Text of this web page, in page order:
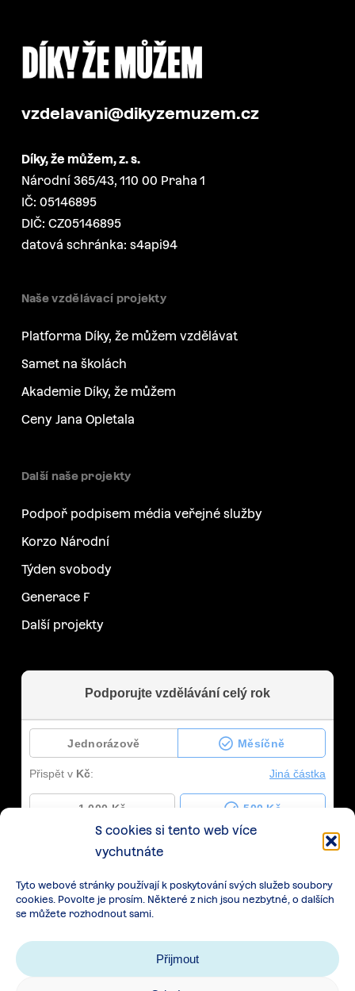
S cookies si tento web více
vychutnáte
Tyto webové stránky používají k poskytování svých služeb soubory
cookies. Povolte je prosím. Některé z nich jsou nezbytné, o dalších
se můžete rozhodnout sami.
Přijmout
vzdelavani@dikyzemuzem.cz
Díky, že můžem, z. s.
Národní 365/43, 110 00 Praha 1
IČ: 05146895
DIČ: CZ05146895
datová schránka: s4api94
Naše vzdělávací projekty
Platforma Díky, že můžem vzdělávat
Samet na školách
Akademie Díky, že můžem
Ceny Jana Opletala
Další naše projekty
Podpoř podpisem média veřejné služby
Korzo Národní
Týden svobody
Generace F
Další projekty